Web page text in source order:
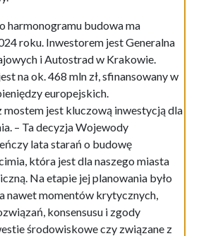
harmonogramu budowa ma
roku. Inwestorem jest Generalna
i Autostrad w Krakowie.
na ok. 468 mln zł, sfinansowany w
europejskich.
mostem jest kluczową inwestycją dla
– Ta decyzja Wojewody
lata starań o budowę
która jest dla naszego miasta
Na etapie jej planowania było
nawet momentów krytycznych,
konsensusu i zgody
środowiskowe czy związane z